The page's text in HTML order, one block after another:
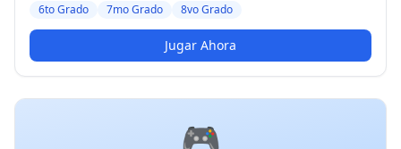
6to Grado 7mo Grado 8vo Grado
Jugar Ahora
🎮